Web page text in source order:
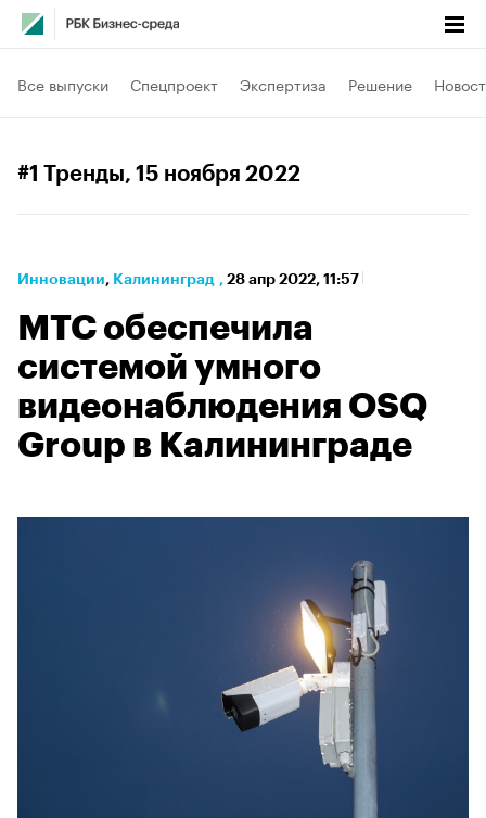
Все выпуски Спецпроект Экспертиза Решение
#1 Тренды, 15 ноября 2022
Инновации⁠, Калининград , 28 апр 2022, 11:57
МТС обеспечила
системой умного
видеонаблюдения OSQ
Group в Калининграде